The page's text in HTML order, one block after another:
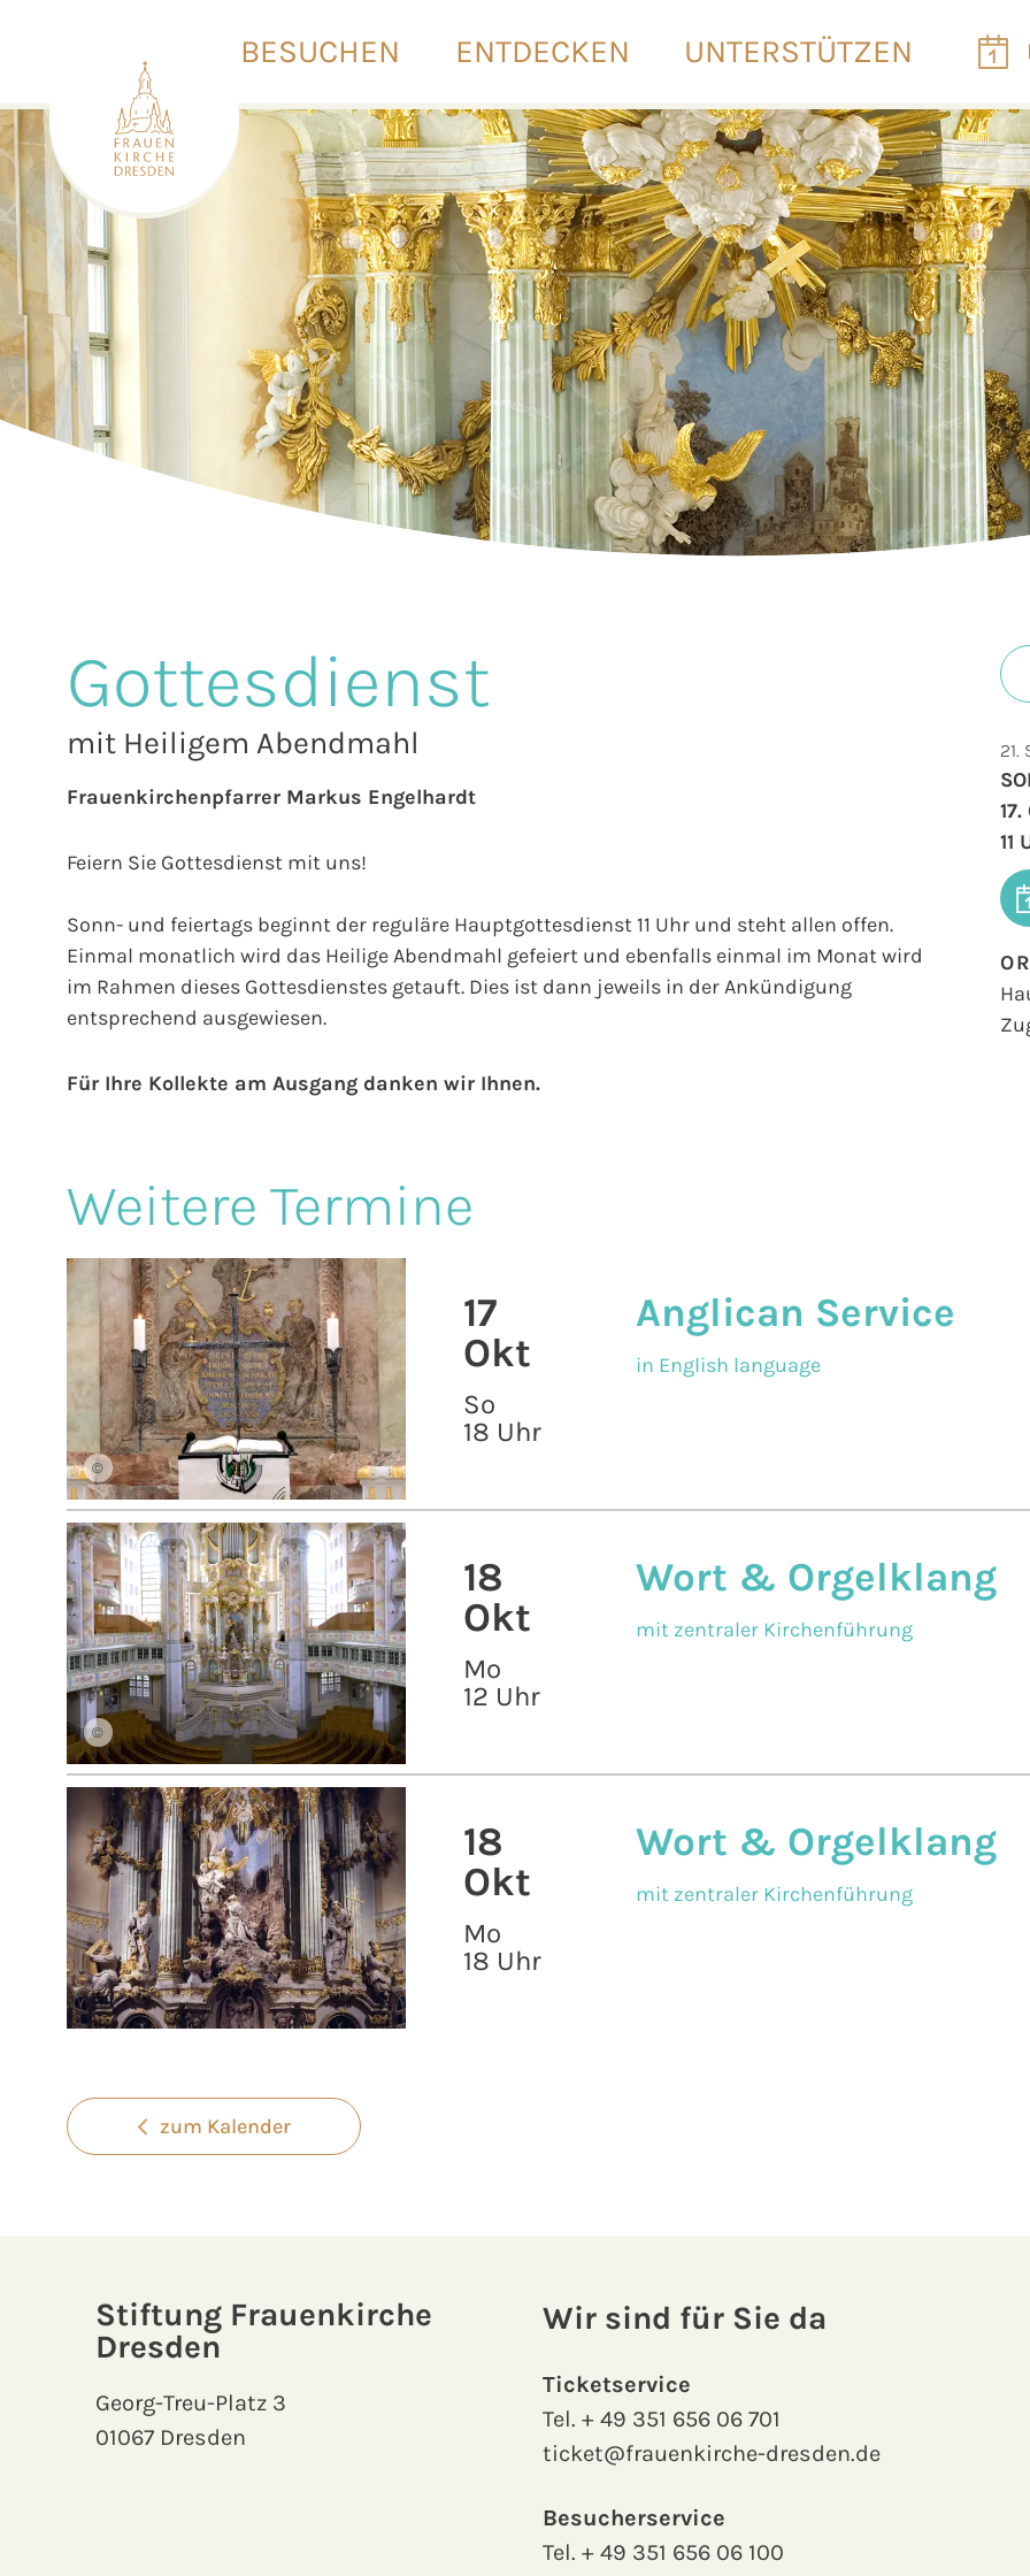
BESUCHEN ENTDECKEN UNTERSTÜTZEN
Gottesdienst
mit Heiligem Abendmahl
Frauenkirchenpfarrer Markus Engelhardt
Feiern Sie Gottesdienst mit uns!
Sonn- und feiertags beginnt der reguläre Hauptgottesdienst 11 Uhr und steht allen offen.
Einmal monatlich wird das Heilige Abendmahl gefeiert und ebenfalls einmal im Monat wird
im Rahmen dieses Gottesdienstes getauft. Dies ist dann jeweils in der Ankündigung
entsprechend ausgewiesen.
Für Ihre Kollekte am Ausgang danken wir Ihnen.
21.
11
Weitere Termine
©
17
Okt
So
18 Uhr
Anglican Service
in English language
©
18
Okt
Mo
12 Uhr
Wort & Orgelklang
mit zentraler Kirchenführung
18
Okt
Mo
18 Uhr
Wort & Orgelklang
mit zentraler Kirchenführung
zum Kalender
Stiftung Frauenkirche
Dresden
Georg-Treu-Platz 3
01067 Dresden
Wir sind für Sie da
Ticketservice
Tel.+ 49 351 656 06 701
ticket@frauenkirche-dresden.de
Besucherservice
Tel.+ 49 351 656 06 100